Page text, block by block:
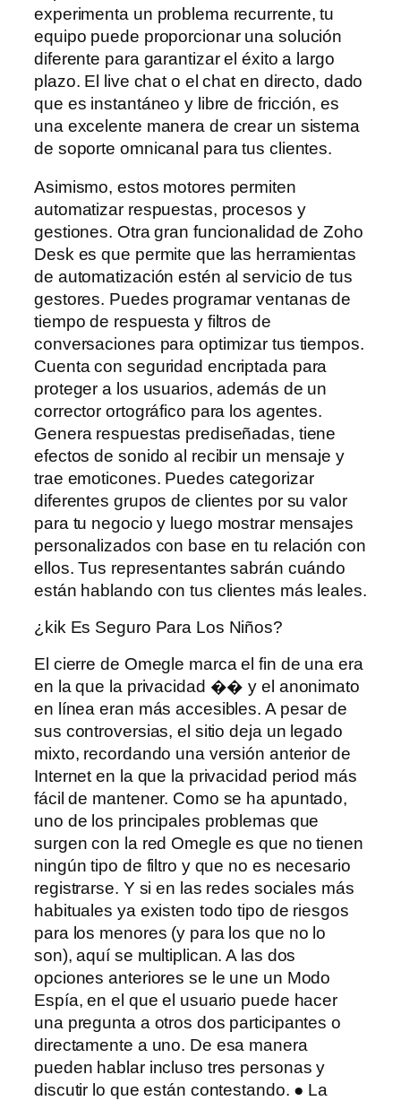
experimenta un problema recurrente, tu
equipo puede proporcionar una solución
diferente para garantizar el éxito a largo
plazo. El live chat o el chat en directo, dado
que es instantáneo y libre de fricción, es
una excelente manera de crear un sistema
de soporte omnicanal para tus clientes.
Asimismo, estos motores permiten
automatizar respuestas, procesos y
gestiones. Otra gran funcionalidad de Zoho
Desk es que permite que las herramientas
de automatización estén al servicio de tus
gestores. Puedes programar ventanas de
tiempo de respuesta y filtros de
conversaciones para optimizar tus tiempos.
Cuenta con seguridad encriptada para
proteger a los usuarios, además de un
corrector ortográfico para los agentes.
Genera respuestas prediseñadas, tiene
efectos de sonido al recibir un mensaje y
trae emoticones. Puedes categorizar
diferentes grupos de clientes por su valor
para tu negocio y luego mostrar mensajes
personalizados con base ​​en tu relación con
ellos. Tus representantes sabrán cuándo
están hablando con tus clientes más leales.
¿kik Es Seguro Para Los Niños?
El cierre de Omegle marca el fin de una era
en la que la privacidad �� y el anonimato
en línea eran más accesibles. A pesar de
sus controversias, el sitio deja un legado
mixto, recordando una versión anterior de
Internet en la que la privacidad period más
fácil de mantener. Como se ha apuntado,
uno de los principales problemas que
surgen con la red Omegle es que no tienen
ningún tipo de filtro y que no es necesario
registrarse. Y si en las redes sociales más
habituales ya existen todo tipo de riesgos
para los menores (y para los que no lo
son), aquí se multiplican. A las dos
opciones anteriores se le une un Modo
Espía, en el que el usuario puede hacer
una pregunta a otros dos participantes o
directamente a uno. De esa manera
pueden hablar incluso tres personas y
discutir lo que están contestando. ● La